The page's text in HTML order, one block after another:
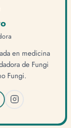
en medicina
de Fungi
Fungi.